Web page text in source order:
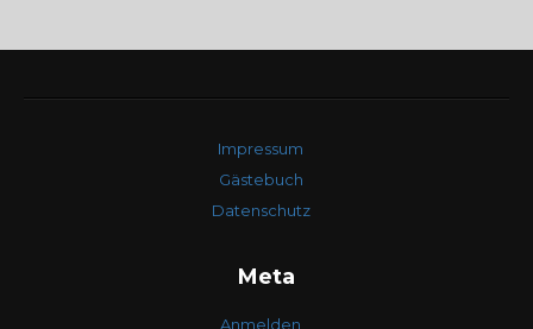
Impressum
Gästebuch
Datenschutz
Meta
Anmelden